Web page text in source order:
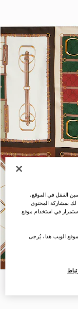
التنقل في الموقع،
لك بمشاركة المحتوى
في استخدام موقع
الويب هذا، يُرجى